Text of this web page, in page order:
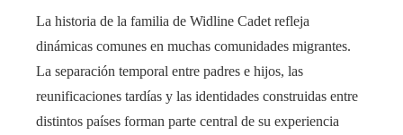
La historia de la familia de Widline Cadet refleja
dinámicas comunes en muchas comunidades migrantes.
La separación temporal entre padres e hijos, las
reunificaciones tardías y las identidades construidas entre
distintos países forman parte central de su experiencia